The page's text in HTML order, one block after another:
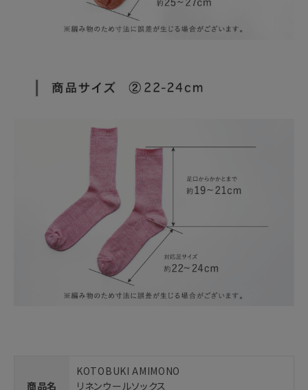
商品名
KOTOBUKI AMIMONO
リネンウールソックス